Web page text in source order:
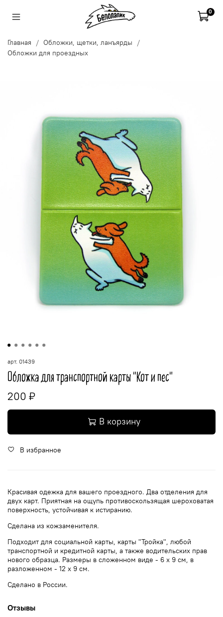
0
Главная
Обложки, щетки, ланъярды
Обложки для проездных
арт. 01439
Обложка для транспортной карты "Кот и пес"
200 ₽
В корзину
В избранное
Красивая одежка для вашего проездного. Два отделения для
двух карт. Приятная на ощупь противоскользящая шероховатая
поверхность, устойчивая к истиранию.
Сделана из кожзаменителя.
Подходит для социальной карты, карты "Тройка", любой
транспортной и кредитной карты, а также водительских прав
нового образца. Размеры в сложенном виде - 6 х 9 см, в
разложенном - 12 х 9 см.
Сделано в России.
Отзывы